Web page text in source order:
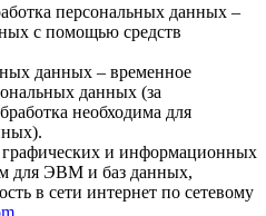
персональных данных –
с помощью средств
данных – временное
данных (за
необходима для
графических и информационных
для ЭВМ и баз данных,
в сети интернет по сетевому
.